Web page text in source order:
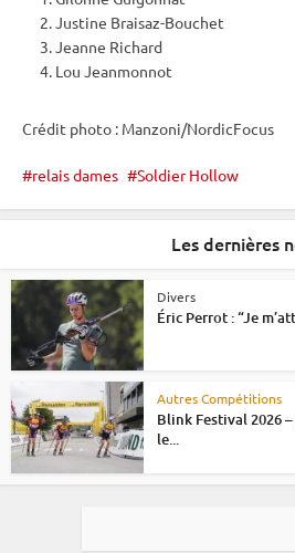
Justine Braisaz-Bouchet
Jeanne Richard
Lou Jeanmonnot
Crédit photo : Manzoni/NordicFocus
relais dames Soldier Hollow
Les dernières
Divers
Éric Perrot : “Je
Autres Compétitions
Blink Festival 2026
le...